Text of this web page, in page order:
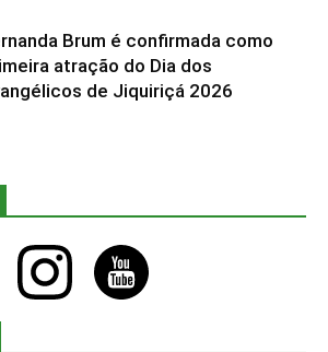
Brum é confirmada como
atração do Dia dos
de Jiquiriçá 2026
instagram youtube